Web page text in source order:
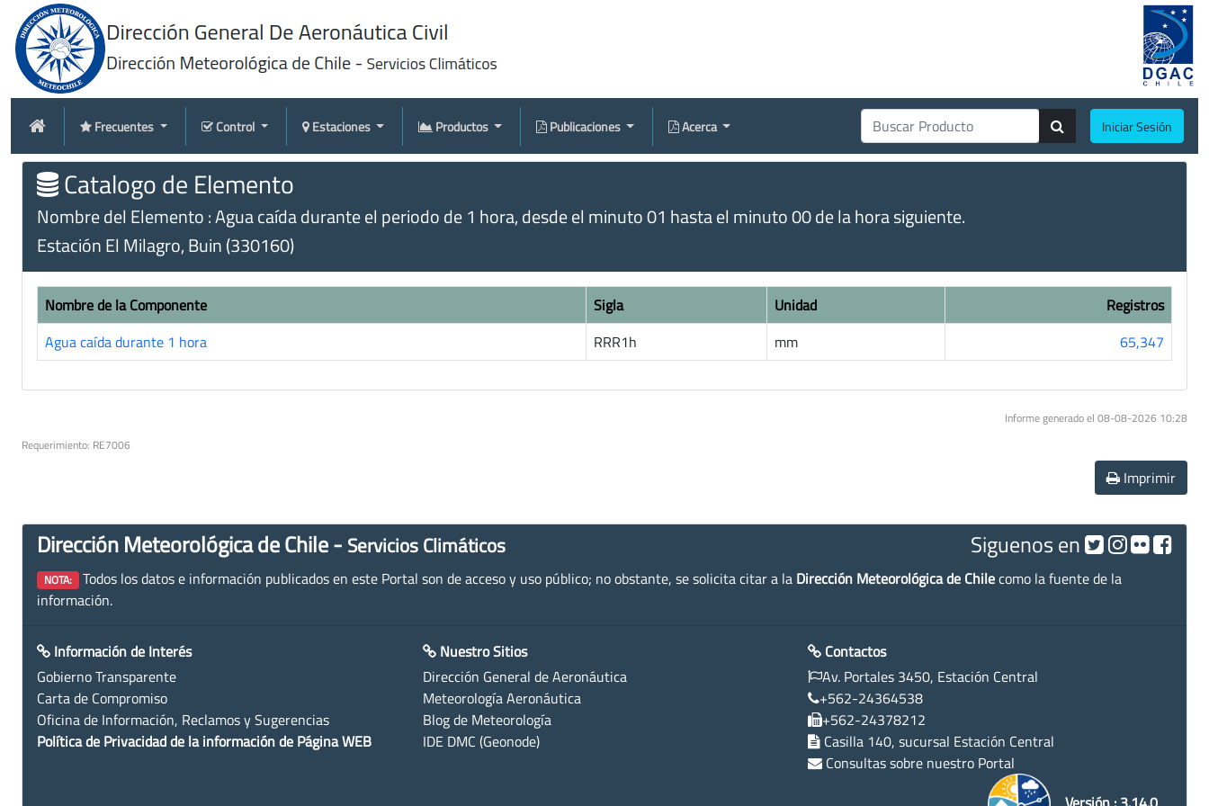
Frecuentes Control Estaciones Productos Publicaciones Acerca Iniciar Sesión
Catalogo de Elemento
Nombre del Elemento : Agua caída durante el periodo de 1 hora, desde el minuto 01 hasta el minuto 00 de la hora siguiente.
Estación El Milagro, Buin (330160)
Nombre de la Componente Sigla Unidad
Registros
Agua caída durante 1 hora
RRR1h mm 65,347
Informe generado el 08-08-2026 10:28
Requerimiento: RE7006
Imprimir
Dirección Meteorológica de Chile - Servicios Climáticos Siguenos en
NOTA: Todos los datos e información publicados en este Portal son de acceso y uso público; no obstante, se solicita citar a la Dirección Meteorológica de Chilecomo la fuente de la
información.
Información de Interés
Gobierno Transparente
Carta de Compromiso
Oficina de Información, Reclamos y Sugerencias
Política de Privacidad de la información de Página WEB
Nuestro Sitios
Dirección General de Aeronáutica
Meteorología Aeronáutica
Blog de Meteorología
IDE DMC (Geonode)
Contactos
Av. Portales 3450, Estación Central
+562-24364538
+562-24378212
Casilla 140, sucursal Estación Central
Consultas sobre nuestro Portal